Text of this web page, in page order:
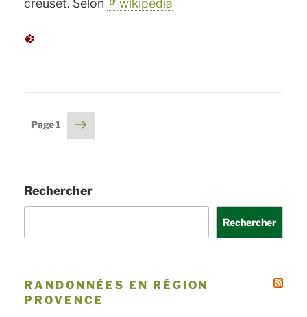
creuset. Selon wikipedia
Pagination
Page1
Page
suivante
Rechercher
Rechercher
RANDONNÉES EN RÉGION
PROVENCE